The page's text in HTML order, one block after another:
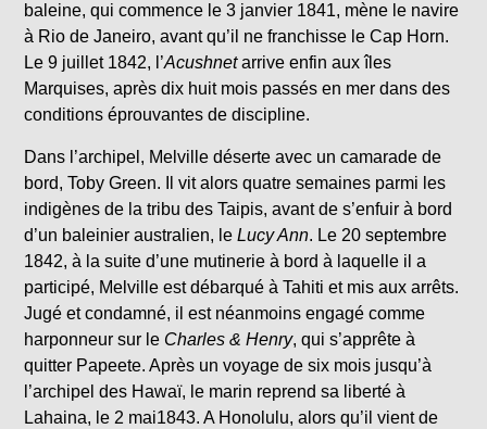
baleine, qui commence le 3 janvier 1841, mène le navire
à Rio de Janeiro, avant qu’il ne franchisse le Cap Horn.
Le 9 juillet 1842, l’Acushnetarrive enfin aux îles
Marquises, après dix huit mois passés en mer dans des
conditions éprouvantes de discipline.
Dans l’archipel, Melville déserte avec un camarade de
bord, Toby Green. Il vit alors quatre semaines parmi les
indigènes de la tribu des Taipis, avant de s’enfuir à bord
d’un baleinier australien, leLucy Ann. Le 20 septembre
1842, à la suite d’une mutinerie à bord à laquelle il a
participé, Melville est débarqué à Tahiti et mis aux arrêts.
Jugé et condamné, il est néanmoins engagé comme
harponneur sur le Charles & Henry, qui s’apprête à
quitter Papeete. Après un voyage de six mois jusqu’à
l’archipel des Hawaï, le marin reprend sa liberté à
Lahaina, le 2 mai1843. A Honolulu, alors qu’il vient de